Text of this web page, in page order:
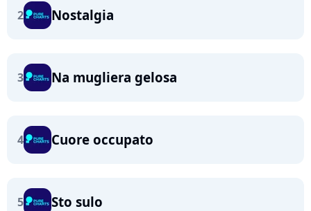
2 Nostalgia
3 Na mugliera gelosa
4 Cuore occupato
5 Sto sulo